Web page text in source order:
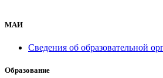
МАИ
Сведения об образовательной
Образование